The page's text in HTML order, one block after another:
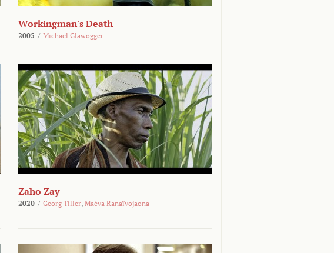
Workingman's Death
2005 / Michael Glawogger
Zaho Zay
2020 / Georg Tiller, Maéva Ranaïvojaona